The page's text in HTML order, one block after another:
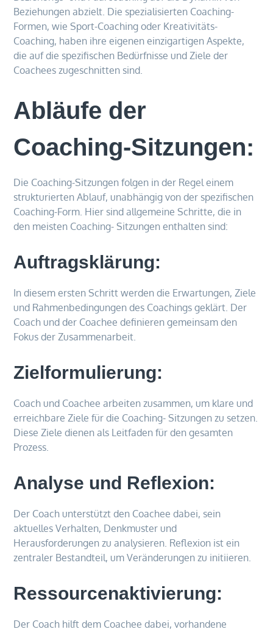
Beziehungen abzielt. Die spezialisierten Coaching-
Formen, wie Sport-Coaching oder Kreativitäts-
Coaching, haben ihre eigenen einzigartigen Aspekte,
die auf die spezifischen Bedürfnisse und Ziele der
Coachees zugeschnitten sind.
Abläufe der
Coaching-Sitzungen:
Die Coaching-Sitzungen folgen in der Regel einem
strukturierten Ablauf, unabhängig von der spezifischen
Coaching-Form. Hier sind allgemeine Schritte, die in
den meisten Coaching- Sitzungen enthalten sind:
Auftragsklärung:
In diesem ersten Schritt werden die Erwartungen, Ziele
und Rahmenbedingungen des Coachings geklärt. Der
Coach und der Coachee definieren gemeinsam den
Fokus der Zusammenarbeit.
Zielformulierung:
Coach und Coachee arbeiten zusammen, um klare und
erreichbare Ziele für die Coaching- Sitzungen zu setzen.
Diese Ziele dienen als Leitfaden für den gesamten
Prozess.
Analyse und Reflexion:
Der Coach unterstützt den Coachee dabei, sein
aktuelles Verhalten, Denkmuster und
Herausforderungen zu analysieren. Reflexion ist ein
zentraler Bestandteil, um Veränderungen zu initiieren.
Ressourcenaktivierung:
Der Coach hilft dem Coachee dabei, vorhandene